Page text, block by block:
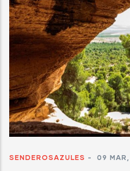
SENDEROSAZULES - 09